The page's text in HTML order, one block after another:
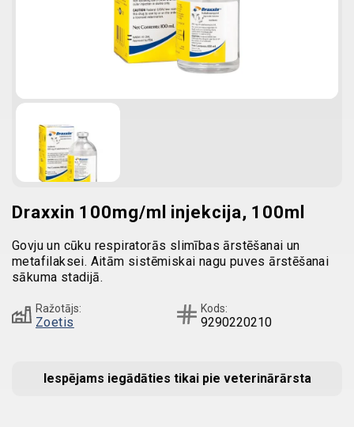
Draxxin 100mg/ml injekcija, 100ml
Govju un cūku respiratorās slimības ārstēšanai un
metafilaksei. Aitām sistēmiskai nagu puves ārstēšanai
sākuma stadijā.
Ražotājs:
Zoetis
Kods:
9290220210
Iespējams iegādāties tikai pie veterinārārsta